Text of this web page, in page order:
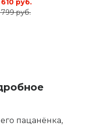
610 руб.
799 руб.
пацанёнка,